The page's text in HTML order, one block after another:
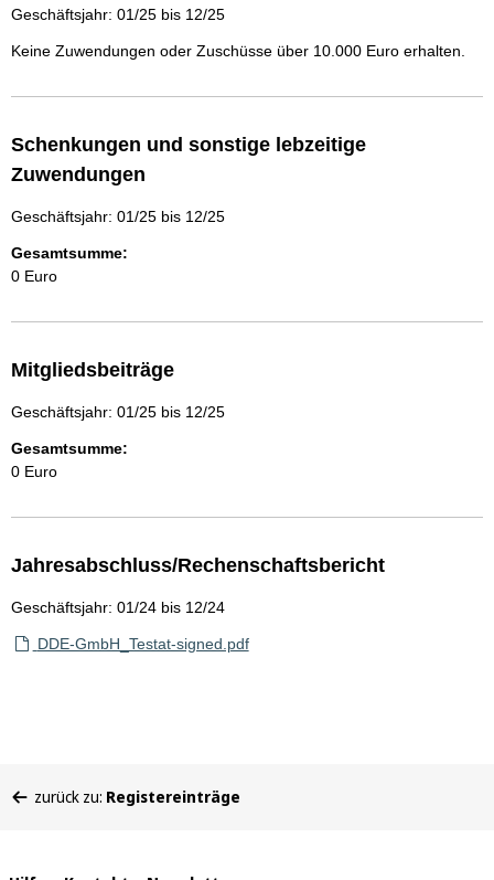
Geschäftsjahr: 01/25 bis 12/25
Keine Zuwendungen oder Zuschüsse über 10.000 Euro erhalten.
Schenkungen und sonstige lebzeitige
Zuwendungen
Geschäftsjahr: 01/25 bis 12/25
Gesamtsumme:
0 Euro
Mitgliedsbeiträge
Geschäftsjahr: 01/25 bis 12/25
Gesamtsumme:
0 Euro
Jahresabschluss/Rechenschaftsbericht
Geschäftsjahr: 01/24 bis 12/24
DDE-GmbH_Testat-signed.pdf
befinden
zurück zu: Registereinträge